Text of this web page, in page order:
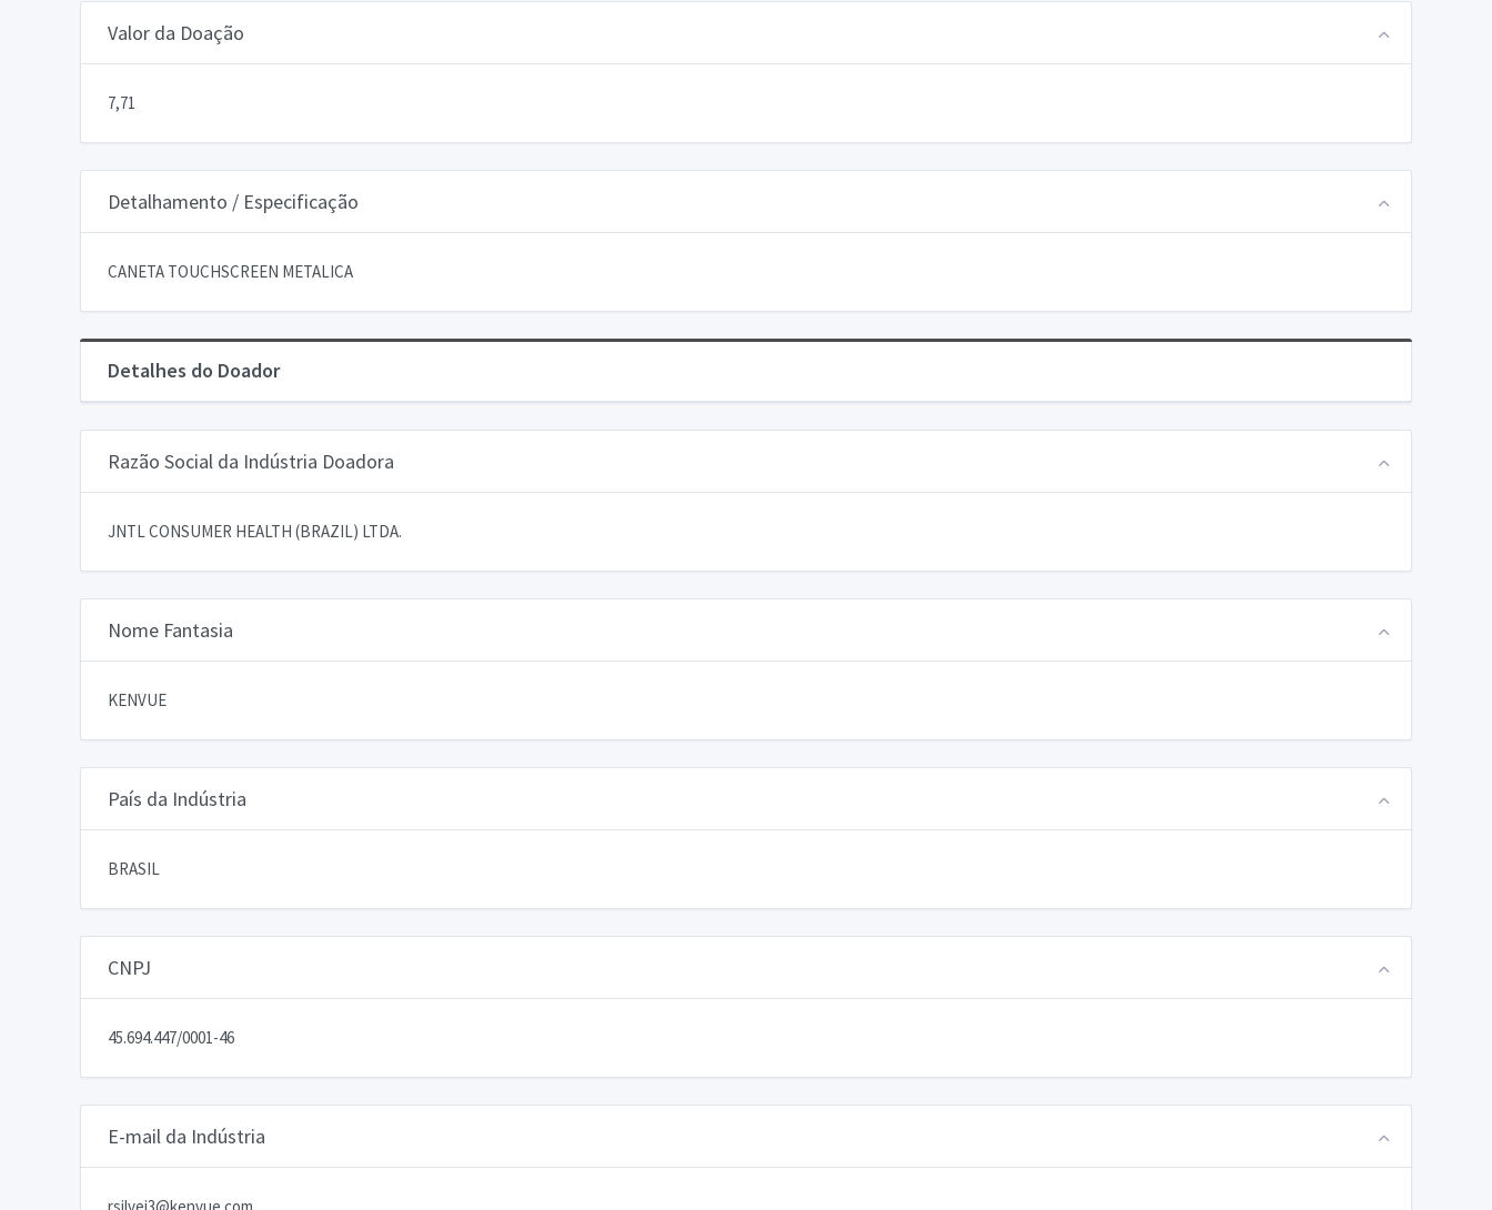
Valor da Doação
7,71
Detalhamento / Especificação
CANETA TOUCHSCREEN METALICA
Detalhes do Doador
Razão Social da Indústria Doadora
JNTL CONSUMER HEALTH (BRAZIL) LTDA.
Nome Fantasia
KENVUE
País da Indústria
BRASIL
CNPJ
45.694.447/0001-46
E-mail da Indústria